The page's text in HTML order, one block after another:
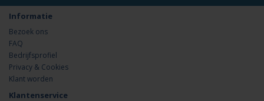
Informatie
Bezoek ons
FAQ
Bedrijfsprofiel
Privacy & Cookies
Klant worden
Klantenservice